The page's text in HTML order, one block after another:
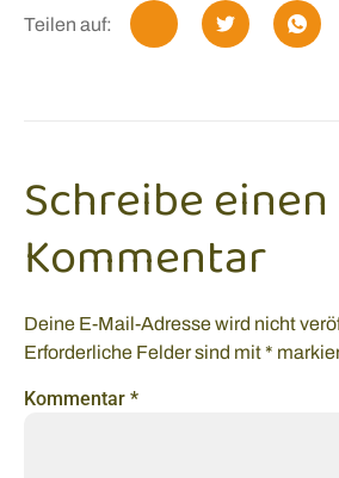
Teilen auf:
Schreibe einen
Kommentar
Deine E-Mail-Adresse wird nicht
Erforderliche Felder sind mit*
Kommentar *